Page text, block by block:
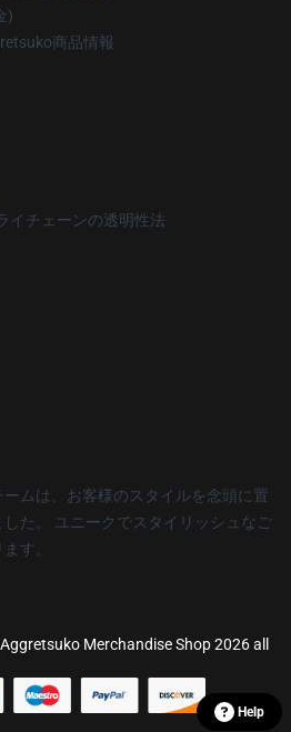
)
商品情報
イチェーンの透明性法
ムは、お客様のスタイルを念頭に置
た。 ユニークでスタイリッシュなご
す。
Merchandise Shop 2026 all
Help